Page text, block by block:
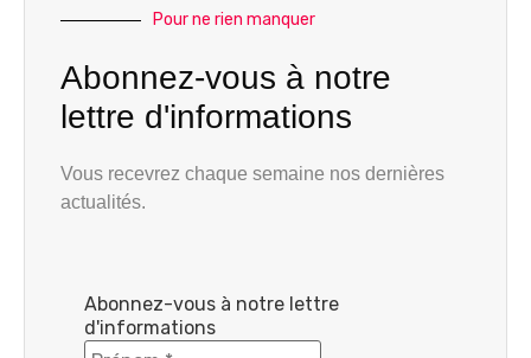
Pour ne rien manquer
Abonnez-vous à notre
lettre d'informations
Vous recevrez chaque semaine nos dernières
actualités.
Abonnez-vous à notre lettre
d'informations